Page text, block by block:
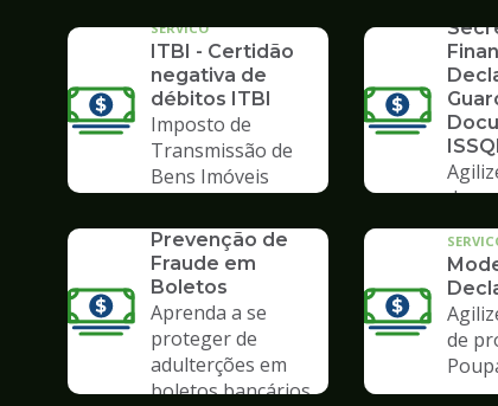
SERVICO
ITBI - Certidão
negativa de
débitos ITBI
Imposto de
Transmissão de
Bens Imóveis
de
Prevenção de
Fraude em
Boletos
Aprenda a se
proteger de
adulterções em
boletos bancários
de